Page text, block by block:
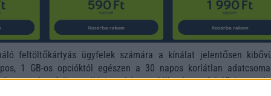
feltöltőkártyás ügyfelek számára a kínálat jelentősen
1 GB-os opcióktól egészen a 30 napos korlátlan
minden felhasználási szokásra található megfelelő